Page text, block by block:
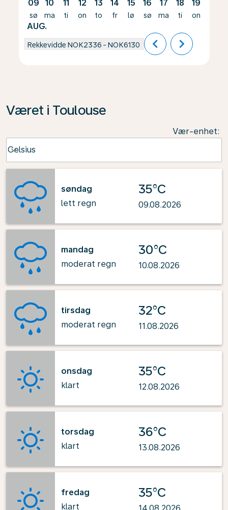
09
sø
AUG.
10
ma
11
ti
12
on
13
to
14
fr
15
lø
16
sø
17
ma
18
ti
19
on
Rekkevidde NOK2336 - NOK6130 chevron_left chevron_right
Været i Toulouse
Vær-enhet:
Celsius
keyboard_arrow_down
søndag
lett regn
35°C
09.08.2026
mandag
moderat regn
30°C
10.08.2026
tirsdag
moderat regn
32°C
11.08.2026
onsdag
klart
35°C
12.08.2026
torsdag
klart
36°C
13.08.2026
fredag
klart
35°C